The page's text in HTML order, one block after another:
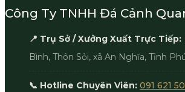
Công Ty TNHH Đá Cảnh
📍 Trụ Sở / Xưởng Xuất Trực Tiếp:
Bình, Thôn Sỏi, xã An Nghĩa, Tỉnh
📞 Hotline Chuyên Viên: 091 621